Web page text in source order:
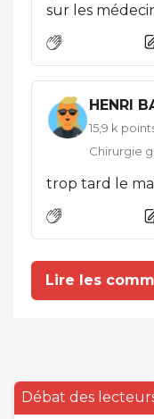
sur les
HENRI
15,9 k
Chirurgie
trop
Lire les
Débat des